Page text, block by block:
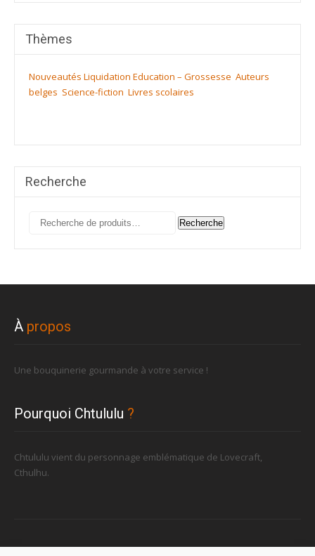
Thèmes
Nouveautés Liquidation Education – Grossesse Auteurs
belges Science-fiction Livres scolaires
Recherche
Recherche
Recherche
À propos
Une bouquinerie gourmande à votre service !
Pourquoi Chtululu ?
Chtululu vient du personnage emblématique de Lovecraft,
Cthulhu.